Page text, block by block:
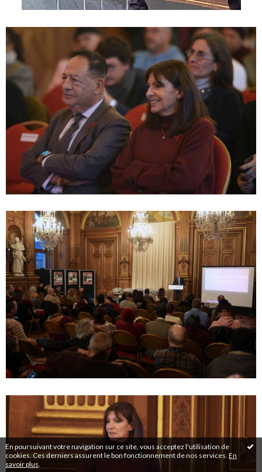
En poursuivant votre navigation sur ce site, vous acceptez l'utilisation de
cookies. Ces derniers assurent le bon fonctionnement de nos services. En
savoir plus